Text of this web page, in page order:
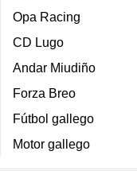
Opa Racing
CD Lugo
Andar Miudiño
Forza Breo
Fútbol gallego
Motor gallego